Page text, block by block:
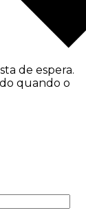
de espera.
quando o